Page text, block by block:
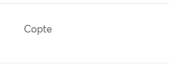
Copte